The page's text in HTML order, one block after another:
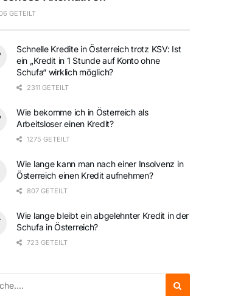
GETEILT
Schnelle Kredite in Österreich trotz KSV: Ist
ein „Kredit in 1 Stunde auf Konto ohne
Schufa“ wirklich möglich?
2311 GETEILT
Wie bekomme ich in Österreich als
Arbeitsloser einen Kredit?
1275 GETEILT
Wie lange kann man nach einer Insolvenz in
Österreich einen Kredit aufnehmen?
807 GETEILT
Wie lange bleibt ein abgelehnter Kredit in der
Schufa in Österreich?
723 GETEILT